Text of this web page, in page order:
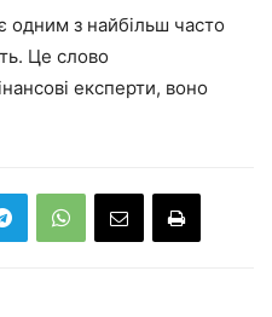
одним з найбільш часто
Це слово
експерти, воно